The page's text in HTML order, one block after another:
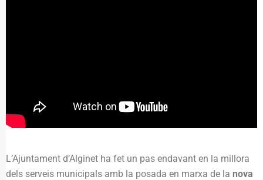
L’Ajuntament d’Alginet ha fet un pas endavant en la millora
dels serveis municipals amb la posada en marxa de la nova